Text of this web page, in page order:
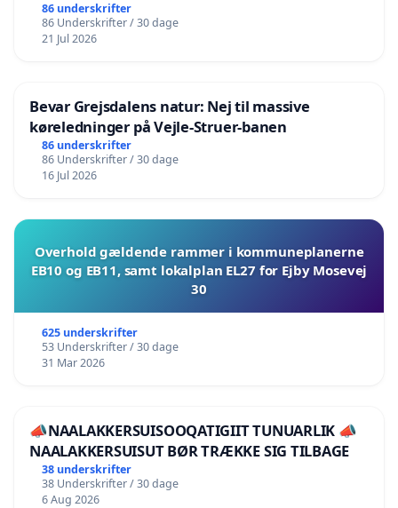
86 underskrifter
86 Underskrifter / 30 dage
21 Jul 2026
Bevar Grejsdalens natur: Nej til massive
køreledninger på Vejle-Struer-banen
86 underskrifter
86 Underskrifter / 30 dage
16 Jul 2026
Overhold gældende rammer i kommuneplanerne
EB10 og EB11, samt lokalplan EL27 for Ejby Mosevej
30
625 underskrifter
53 Underskrifter / 30 dage
31 Mar 2026
📣NAALAKKERSUISOOQATIGIIT TUNUARLIK 📣
NAALAKKERSUISUT BØR TRÆKKE SIG TILBAGE
38 underskrifter
38 Underskrifter / 30 dage
6 Aug 2026